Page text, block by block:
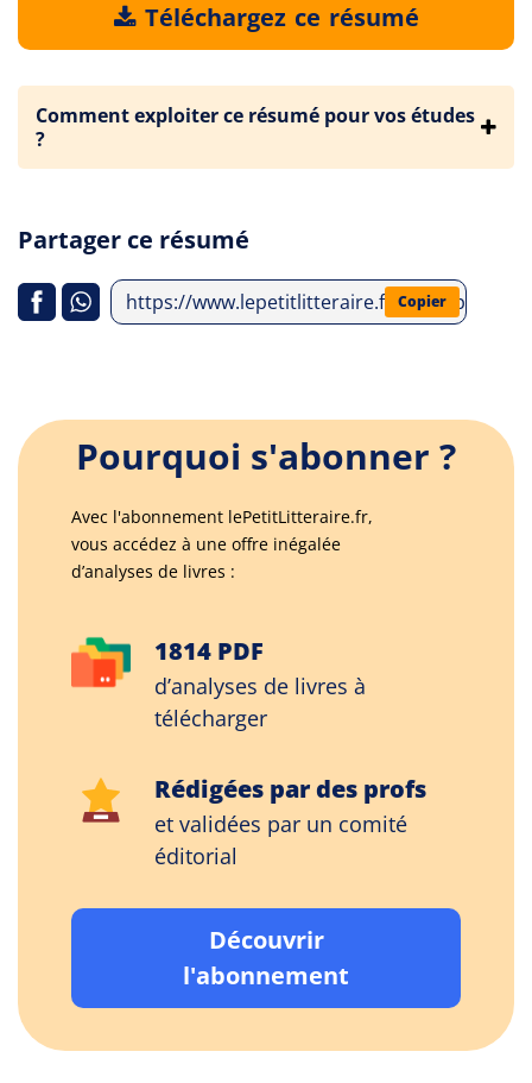
Téléchargez ce résumé
Comment exploiter ce résumé pour vos études
?
Partager ce résumé
https://www.lepetitlitteraire.fr/index.php/
Copier
Pourquoi s'abonner ?
Avec l'abonnement lePetitLitteraire.fr,
vous accédez à une offre inégalée
d’analyses de livres :
1814 PDF
d’analyses de livres à
télécharger
Rédigées par des profs
et validées par un comité
éditorial
Découvrir
l'abonnement